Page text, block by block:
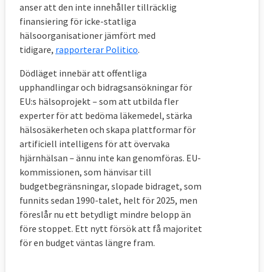
anser att den inte innehåller tillräcklig
finansiering för icke-statliga
hälsoorganisationer jämfört med
tidigare, rapporterar Politico.
Dödläget innebär att offentliga
upphandlingar och bidragsansökningar för
EU:s hälsoprojekt – som att utbilda fler
experter för att bedöma läkemedel, stärka
hälsosäkerheten och skapa plattformar för
artificiell intelligens för att övervaka
hjärnhälsan – ännu inte kan genomföras. EU-
kommissionen, som hänvisar till
budgetbegränsningar, slopade bidraget, som
funnits sedan 1990-talet, helt för 2025, men
föreslår nu ett betydligt mindre belopp än
före stoppet. Ett nytt försök att få majoritet
för en budget väntas längre fram.